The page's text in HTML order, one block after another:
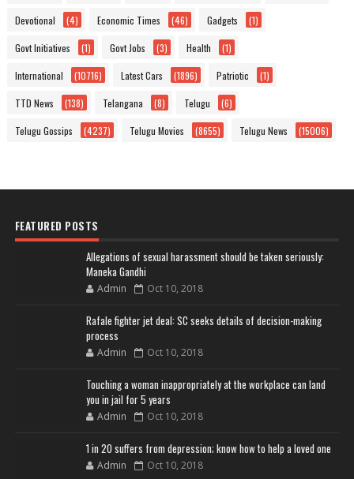
Devotional (4) Economic Times (46) Gadgets (1)
Govt Initiatives (1) Govt Jobs (3) Health (1)
International (10716) Latest Cars (1896) Patriotic (1)
TTD News (138) Telangana (8) Telugu (6)
Telugu Gossips (4237) Telugu Movies (8655) Telugu News (15006)
FEATURED POSTS
Allegations of sexual harassment should be taken seriously:
Maneka Gandhi
Admin Oct 10, 2018
Rafale fighter jet deal: SC seeks details of decision-making
process
Admin Oct 10, 2018
Touching a woman inappropriately at the workplace can land
you in jail for 5 years
Admin Oct 10, 2018
1 in 20 suffers from depression; know how to help a loved one
Admin Oct 10, 2018